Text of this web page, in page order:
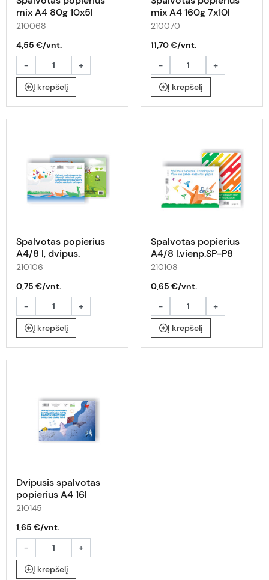
mix A4 80g 10x5l
pastel.
210068
4,55 €/vnt.
-
+
Į krepšelį
mix A4 160g 7x10l
ryšk.
210070
11,70 €/vnt.
-
+
Į krepšelį
Spalvotas popierius
A4/8 l, dvipus.
210106
0,75 €/vnt.
-
+
Į krepšelį
Spalvotas popierius
A4/8 l.vienp.SP-P8
210108
0,65 €/vnt.
-
+
Į krepšelį
Dvipusis spalvotas
popierius A4 16l
210145
1,65 €/vnt.
-
+
Į krepšelį